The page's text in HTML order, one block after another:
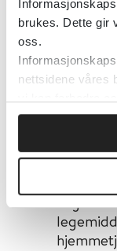
brukes. Dette gir
oss.
nettsidene våres
Eksempler